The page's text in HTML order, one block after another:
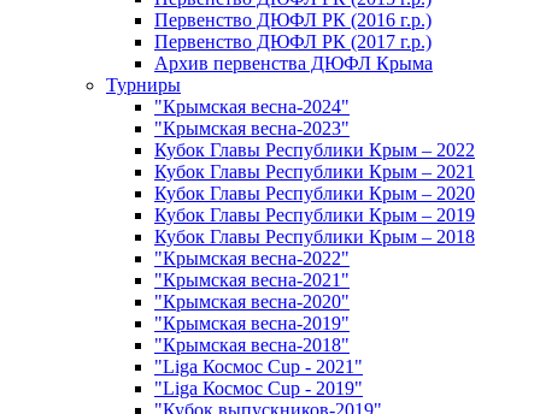
Первенство ДЮФЛ РК (2016 г.р.)
Первенство ДЮФЛ РК (2017 г.р.)
Архив первенства ДЮФЛ Крыма
Турниры
"Крымская весна-2024"
"Крымская весна-2023"
Кубок Главы Республики Крым – 2022
Кубок Главы Республики Крым – 2021
Кубок Главы Республики Крым – 2020
Кубок Главы Республики Крым – 2019
Кубок Главы Республики Крым – 2018
"Крымская весна-2022"
"Крымская весна-2021"
"Крымская весна-2020"
"Крымская весна-2019"
"Крымская весна-2018"
"Liga Космос Cup - 2021"
"Liga Космос Cup - 2019"
"Кубок выпускников-2019"